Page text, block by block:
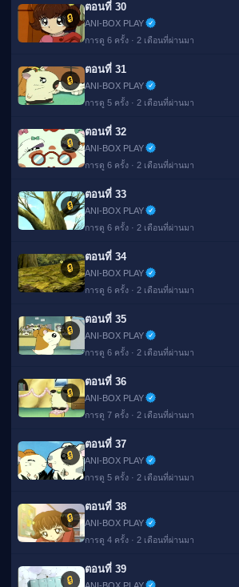
🔒
ตอนที่ 30
ANI-BOX PLAY
การดู 6 ครั้ง · 2 เดือนที่ผ่านมา
🔒
ตอนที่ 31
ANI-BOX PLAY
การดู 5 ครั้ง · 2 เดือนที่ผ่านมา
🔒
ตอนที่ 32
ANI-BOX PLAY
การดู 6 ครั้ง · 2 เดือนที่ผ่านมา
🔒
ตอนที่ 33
ANI-BOX PLAY
การดู 6 ครั้ง · 2 เดือนที่ผ่านมา
🔒
ตอนที่ 34
ANI-BOX PLAY
การดู 6 ครั้ง · 2 เดือนที่ผ่านมา
🔒
ตอนที่ 35
ANI-BOX PLAY
การดู 6 ครั้ง · 2 เดือนที่ผ่านมา
🔒
ตอนที่ 36
ANI-BOX PLAY
การดู 7 ครั้ง · 2 เดือนที่ผ่านมา
🔒
ตอนที่ 37
ANI-BOX PLAY
การดู 5 ครั้ง · 2 เดือนที่ผ่านมา
🔒
ตอนที่ 38
ANI-BOX PLAY
การดู 4 ครั้ง · 2 เดือนที่ผ่านมา
🔒
ตอนที่ 39